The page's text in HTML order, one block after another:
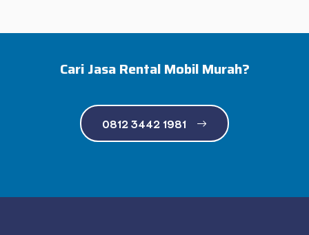
Cari Jasa Rental Mobil Murah?
0812 3442 1981